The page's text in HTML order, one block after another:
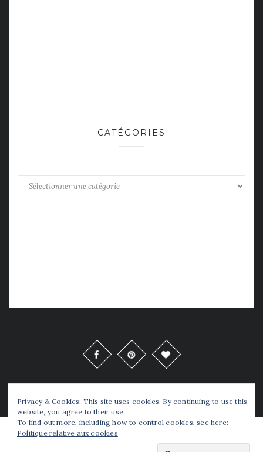
CATÉGORIES
Catégories
Privacy & Cookies: This site uses cookies. By continuing to use this
website, you agree to their use.
To find out more, including how to control cookies, see here:
Politique relative aux cookies